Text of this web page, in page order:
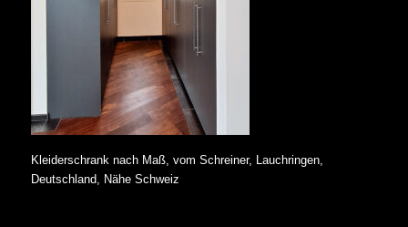
Kleiderschrank nach Maß, vom Schreiner, Lauchringen,
Deutschland, Nähe Schweiz